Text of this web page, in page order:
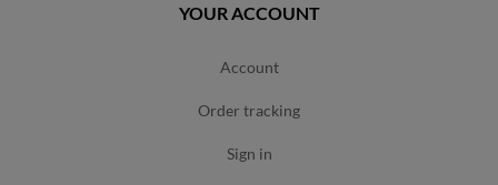
YOUR ACCOUNT
account
order tracking
sign in